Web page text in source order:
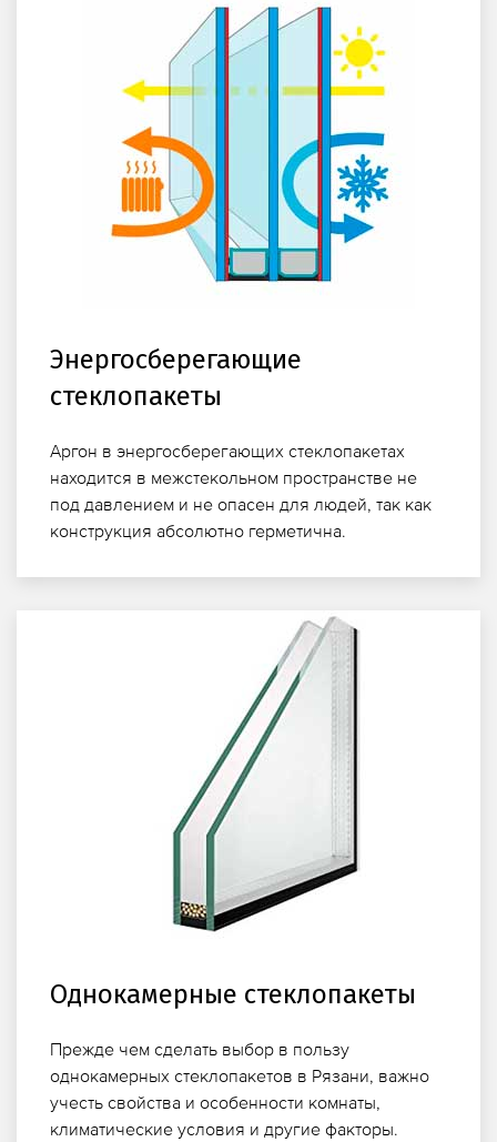
Энергосберегающие
стеклопакеты
Аргон в энергосберегающих стеклопакетах
находится в межстекольном пространстве не
под давлением и не опасен для людей, так как
конструкция абсолютно герметична.
Однокамерные стеклопакеты
Прежде чем сделать выбор в пользу
однокамерных стеклопакетов в Рязани, важно
учесть свойства и особенности комнаты,
климатические условия и другие факторы.